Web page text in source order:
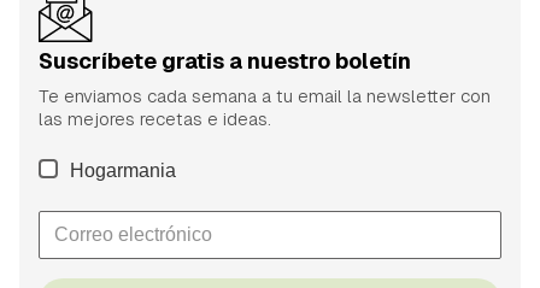
Suscríbete gratis a nuestro boletín
Te enviamos cada semana a tu email la newsletter con
las mejores recetas e ideas.
Hogarmania